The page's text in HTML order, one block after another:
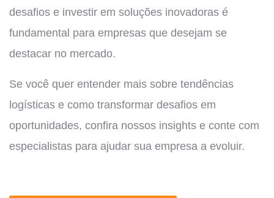
desafios e investir em soluções inovadoras é
fundamental para empresas que desejam se
destacar no mercado.
Se você quer entender mais sobre tendências
logísticas e como transformar desafios em
oportunidades, confira nossos insights e conte com
especialistas para ajudar sua empresa a evoluir.